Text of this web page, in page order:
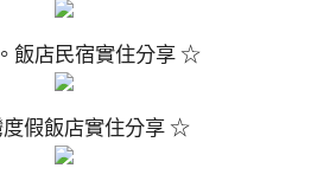
飯店民宿實住分享 ☆
假飯店實住分享 ☆